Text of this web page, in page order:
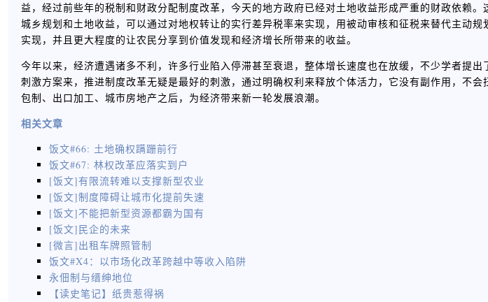
益，经过前些年的税制和财政分配制度改革，今天的地方政府已经对土地收益形成严重的财政依赖。
城乡规划和土地收益，可以通过对地权转让的实行差异税率来实现，用被动审核和征税来替代主动
实现，并且更大程度的让农民分享到价值发现和经济增长所带来的收益。
今年以来，经济遭遇诸多不利，许多行业陷入停滞甚至衰退，整体增长速度也在放缓，不少学者提
刺激方案来，推进制度改革无疑是最好的刺激，通过明确权利来释放个体活力，它没有副作用，不
包制、出口加工、城市房地产之后，为经济带来新一轮发展浪潮。
相关文章
饭文#66: 土地确权蹒跚前行
饭文#67: 林权改革应落实到户
[饭文]有限流转难以支撑新型农业
[饭文]制度障碍让城市化提前失速
[饭文]不能把新型资源都霸为国有
[饭文]民企的未来
[微言]出租车牌照管制
饭文#X4：以市场化改革跨越中等收入陷阱
永佃制与缙绅地位
【读史笔记】纸贵惹得祸